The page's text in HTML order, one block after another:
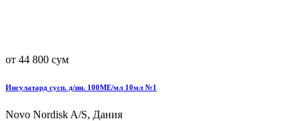
от 44 800 сум
Инсулатард сусп. д/ин. 100МЕ/мл 10мл №1
Novo Nordisk A/S, Дания